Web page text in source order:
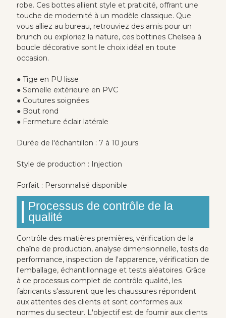
robe. Ces bottes allient style et praticité, offrant une
touche de modernité à un modèle classique. Que
vous alliez au bureau, retrouviez des amis pour un
brunch ou exploriez la nature, ces bottines Chelsea à
boucle décorative sont le choix idéal en toute
occasion.
● Tige en PU lisse
● Semelle extérieure en PVC
● Coutures soignées
● Bout rond
● Fermeture éclair latérale
Durée de l'échantillon : 7 à 10 jours
Style de production : Injection
Forfait : Personnalisé disponible
Processus de contrôle de la
qualité
Contrôle des matières premières, vérification de la
chaîne de production, analyse dimensionnelle, tests de
performance, inspection de l'apparence, vérification de
l'emballage, échantillonnage et tests aléatoires. Grâce
à ce processus complet de contrôle qualité, les
fabricants s'assurent que les chaussures répondent
aux attentes des clients et sont conformes aux
normes du secteur. L'objectif est de fournir aux clients